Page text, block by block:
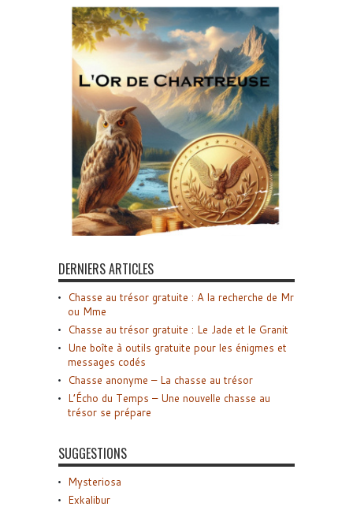
DERNIERS ARTICLES
Chasse au trésor gratuite : A la recherche de Mr
ou Mme
Chasse au trésor gratuite : Le Jade et le Granit
Une boîte à outils gratuite pour les énigmes et
messages codés
Chasse anonyme – La chasse au trésor
L’Écho du Temps – Une nouvelle chasse au
trésor se prépare
SUGGESTIONS
Mysteriosa
Exkalibur